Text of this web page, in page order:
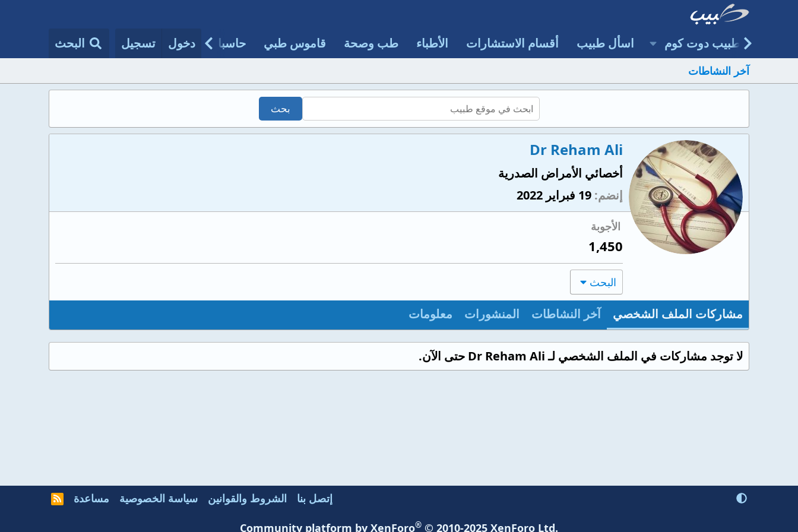
طبيب دوت كوم اسأل طبيب أقسام الاستشارات الأطباء طب وصحة قاموس طبي حاسبات طبية مقالات الأطباء دخول تسجيل البحث
آخر النشاطات
Dr Reham Ali
أخصائي الأمراض الصدرية
إنضم 19 فبراير 2022
الأجوبة
1,450
البحث
مشاركات الملف الشخصي آخر النشاطات المنشورات معلومات
لا توجد مشاركات في الملف الشخصي لـ Dr Reham Ali حتى الآن.
إتصل بنا الشروط والقوانين سياسة الخصوصية مساعدة
R
Community platform by XenForo® © 2010-2025 XenForo Ltd.